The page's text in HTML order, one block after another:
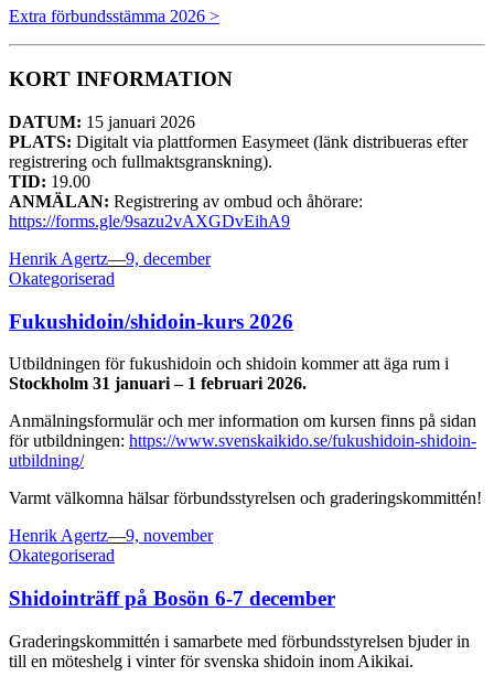
Extra förbundsstämma 2026 >
KORT INFORMATION
DATUM: 15 januari 2026
PLATS: Digitalt via plattformen Easymeet (länk distribueras efter
registrering och fullmaktsgranskning).
TID: 19.00
ANMÄLAN: Registrering av ombud och åhörare:
https://forms.gle/9sazu2vAXGDvEihA9
Henrik Agertz—Posted
9, december
Okategoriserad
Fukushidoin/shidoin-kurs 2026
Utbildningen för fukushidoin och shidoin kommer att äga rum i
Stockholm 31 januari – 1 februari 2026.
Anmälningsformulär och mer information om kursen finns på sidan
för utbildningen: https://www.svenskaikido.se/fukushidoin-shidoin-
utbildning/
Varmt välkomna hälsar förbundsstyrelsen och graderingskommittén!
Henrik Agertz—Posted
9, november
Okategoriserad
Shidointräff på Bosön 6-7 december
Graderingskommittén i samarbete med förbundsstyrelsen bjuder in
till en möteshelg i vinter för svenska shidoin inom Aikikai.